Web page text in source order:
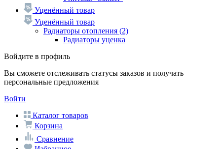
Уценённый товар
Уценённый товар
Радиаторы отопления (2)
Радиаторы уценка
Войдите в профиль
Вы сможете отслеживать статусы заказов и получать
персональные предложения
Войти
Каталог товаров
Корзина
Сравнение